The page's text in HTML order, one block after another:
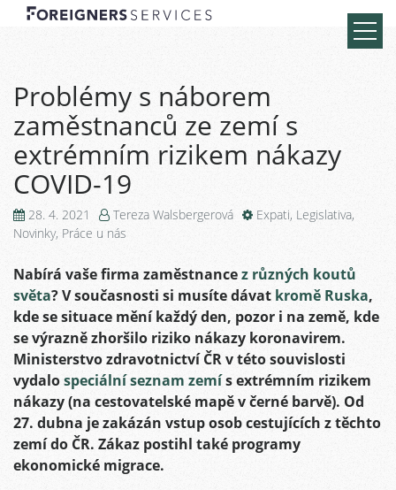
Problémy s náborem
zaměstnanců ze zemí s
extrémním rizikem nákazy
COVID-19
28. 4. 2021 Tereza Walsbergerová Expati, Legislativa,
Novinky, Práce u nás
Nabírá vaše firma zaměstnancez různých koutů
světa? V současnosti si musíte dávat kromě Ruska,
kde se situace mění každý den, pozor i na země, kde
se výrazně zhoršilo riziko nákazy koronavirem.
Ministerstvo zdravotnictví ČR v této souvislosti
vydalospeciální seznam zemís extrémním rizikem
nákazy (na cestovatelské mapě v černé barvě). Od
27. dubna je zakázán vstup osob cestujících z těchto
zemí do ČR. Zákaz postihl také programy
ekonomické migrace.